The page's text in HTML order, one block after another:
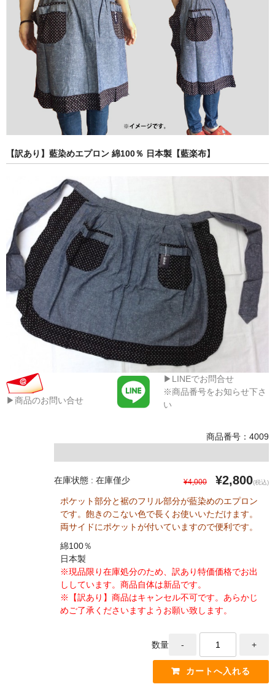
【訳あり】藍染めエプロン 綿100％ 日本製【藍楽布】
▶商品のお問い合せ
▶LINEでお問合せ
※商品番号をお知らせ下さ
い
商品番号：4009
在庫状態 : 在庫僅少 ¥4,000 ¥2,800(税込)
ポケット部分と裾のフリル部分が藍染めのエプロン
です。飽きのこない色で長くお使いいただけます。
両サイドにポケットが付いていますので便利です。
綿100％
日本製
※現品限り在庫処分のため、訳あり特価価格でお出
ししています。商品自体は新品です。
※【訳あり】商品はキャンセル不可です。あらかじ
めご了承くださいますようお願い致します。
数量